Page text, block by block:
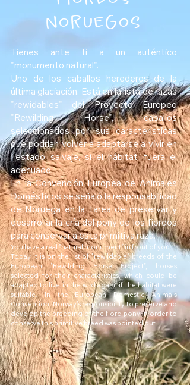
noruegos
Tienes ante ti a un auténtico
"monumento natural".
Uno de los caballos herederos de la
última glaciación. Está en la lista de razas
"rewidables" del Proyecto Europeo
"Rewilding Horse", caballos
seleccionados por sus características
que podrían volver a adaptarse a vivir en
estado salvaje, si el hábitat fuera el
adecuado.
En la Convención Europea de Animales
Domésticos se señaló la responsabilidad
de Noruega en la tarea de preservar y
desarrollar la cría del pony de los fiordos
para conservar a esta primitiva raza.
You have a real "natural monument" in front of you.
Today it is on the list of "rewildable" breeds of the
European "Rewilding Horse Project", horses
selected for their characteristics, which could be
adapted to live in the wild again, if the habitat were
suitable. In the European Domestic Animals
Convention, Norway's responsibility to preserve and
develop the breeding of the fjord pony in order to
conserve this primitive breed was pointed out.